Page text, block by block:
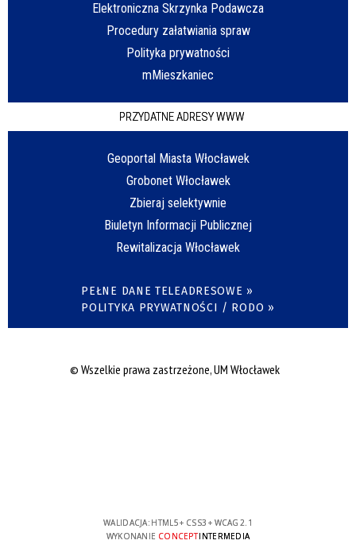
Elektroniczna Skrzynka Podawcza
Procedury załatwiania spraw
Polityka prywatności
mMieszkaniec
PRZYDATNE ADRESY WWW
Geoportal Miasta Włocławek
Grobonet Włocławek
Zbieraj selektywnie
Biuletyn Informacji Publicznej
Rewitalizacja Włocławek
PEŁNE DANE TELEADRESOWE »
POLITYKA PRYWATNOŚCI / RODO »
© Wszelkie prawa zastrzeżone, UM Włocławek
WALIDACJA: HTML5+ CSS3 + WCAG 2.1
WYKONANIE CONCEPTINTERMEDIA